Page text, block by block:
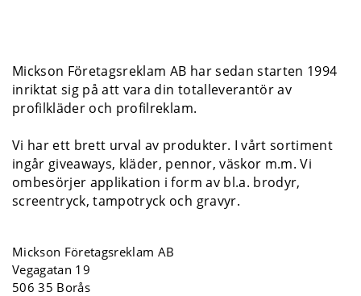
Mickson Företagsreklam AB har sedan starten 1994
inriktat sig på att vara din totalleverantör av
profilkläder och profilreklam.
Vi har ett brett urval av produkter. I vårt sortiment
ingår giveaways, kläder, pennor, väskor m.m. Vi
ombesörjer applikation i form av bl.a. brodyr,
screentryck, tampotryck och gravyr.
Mickson Företagsreklam AB
Vegagatan 19
506 35 Borås